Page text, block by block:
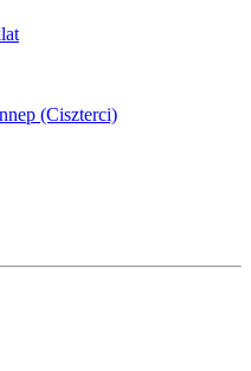
(Ciszterci)